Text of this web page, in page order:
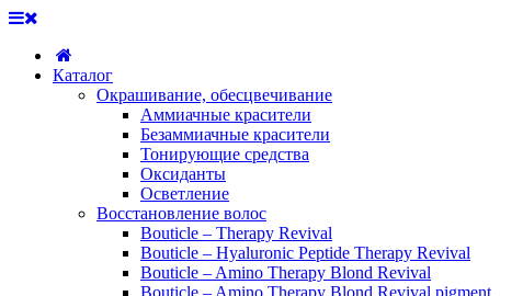
Каталог
Окрашивание, обесцвечивание
Аммиачные красители
Безаммиачные красители
Тонирующие средства
Оксиданты
Осветление
Восстановление волос
Bouticle – Therapy Revival
Bouticle – Hyaluronic Peptide Therapy Revival
Bouticle – Amino Therapy Blond Revival
Bouticle – Amino Therapy Blond Revival pigment